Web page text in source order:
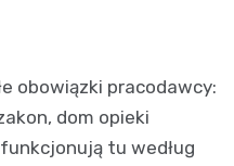
obowiązki pracodawcy:
dom opieki
tu według